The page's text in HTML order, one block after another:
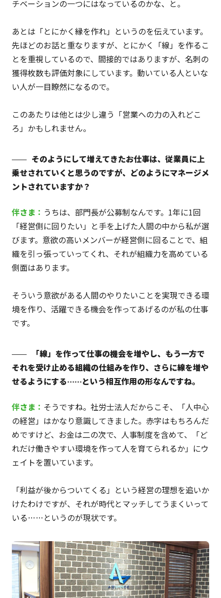
チベーションの一つにはなっているのかな、と。
あとは「とにかく縁を作れ」というのを伝えています。
先ほどのお話と重なりますが、とにかく「線」を作るこ
とを重視しているので、間接的ではありますが、名刺の
獲得枚数も評価対象にしています。動いている人といな
い人が一目瞭然になるので。
このあたりは他とは少し違う「営業への力の入れどこ
ろ」かもしれません。
そのようにして増えてきたお仕事は、従業員に上
乗せされていくと思うのですが、どのようにマネージメ
ントされていますか？
伴さま ： うちは、部門長が公募制なんです。1年に1回
「経営側に回りたい」と手を上げた人間の中から私が選
びます。意欲の高いメンバーが経営側に回ることで、組
織を引っ張っていってくれ、それが組織力を高めている
側面はあります。
そういう意欲がある人間のやりたいことを実現できる環
境を作り、活躍できる機会を作ってあげるのが私の仕事
です。
「線」を作って仕事の機会を増やし、もう一方で
それを受け止める組織の仕組みを作り、さらに線を増や
せるようにする……という相互作用の形なんですね。
伴さま ： そうですね。社労士法人だからこそ、「人中心
の経営」はかなり意識してきました。赤字はもちろんだ
めですけど、お金は二の次で、人事制度を含めて、「ど
れだけ働きやすい環境を作って人を育てられるか」にウ
ェイトを置いています。
「利益が後からついてくる」という経営の理想を追いか
けたわけですが、それが時代とマッチしてうまくいって
いる……というのが現状です。